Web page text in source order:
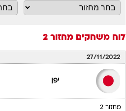
לוח משחקים מחזור 2
27/11/2022
יפן
מחזור 2